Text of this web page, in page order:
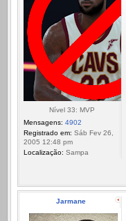
Nível 33: MVP
Mensagens: 4902
Registrado em: Sáb Fev 26,
2005 12:48 pm
Localização: Sampa
Jarmane